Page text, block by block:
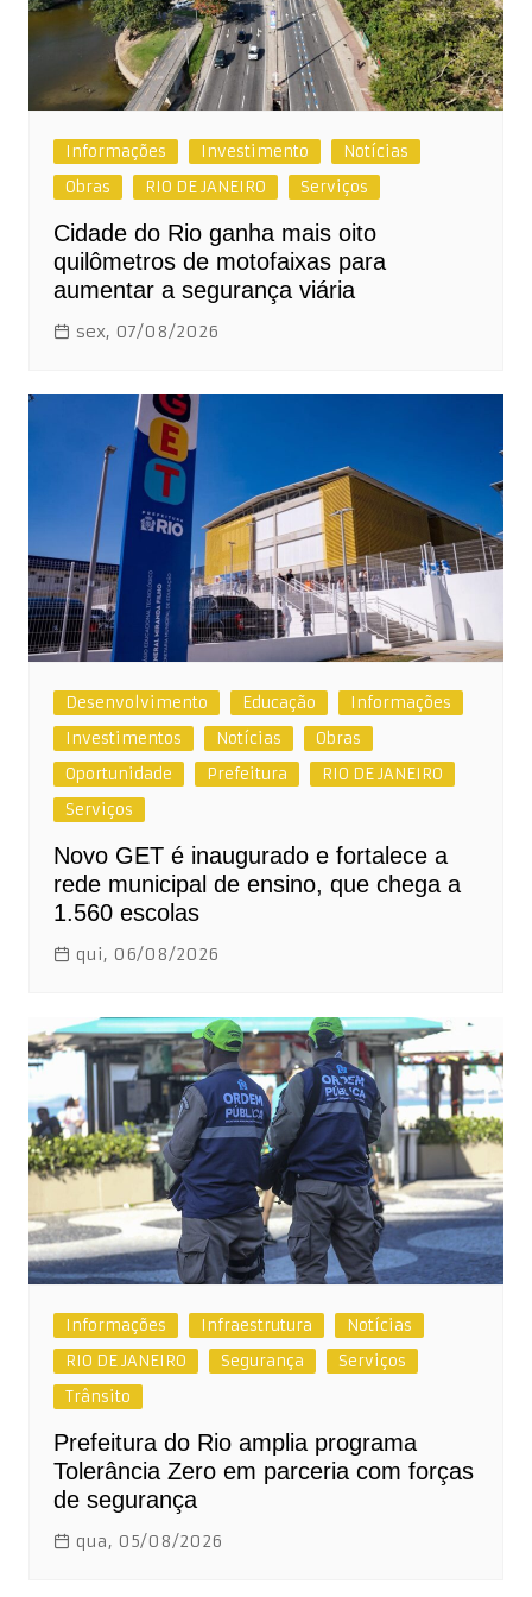
Informações Investimento
Notícias
Obras
RIO DE JANEIRO Serviços
Cidade do Rio ganha mais oito
quilômetros de motofaixas para
aumentar a segurança viária
sex, 07/08/2026
Desenvolvimento Educação
Informações
Investimentos
Notícias
Obras
Oportunidade
Prefeitura
RIO DE JANEIRO
Serviços
Novo GET é inaugurado e fortalece a
rede municipal de ensino, que chega a
1.560 escolas
qui, 06/08/2026
Informações Infraestrutura
Notícias
RIO DE JANEIRO
Segurança
Serviços
Trânsito
Prefeitura do Rio amplia programa
Tolerância Zero em parceria com forças
de segurança
qua, 05/08/2026